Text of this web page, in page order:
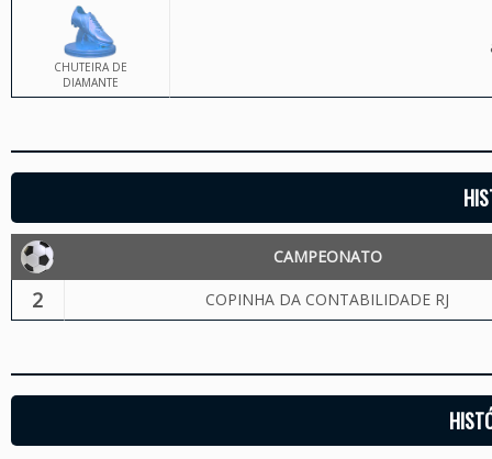
CHUTEIRA DE
DIAMANTE
CAMPEONATO
2 COPINHA DA CONTABILIDADE RJ